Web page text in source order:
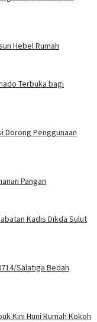
Hebel Rumah
Terbuka bagi
Dorong Penggunaan
Pangan
Kadis Dikda Sulut
Salatiga Bedah
Kini Huni Rumah Kokoh